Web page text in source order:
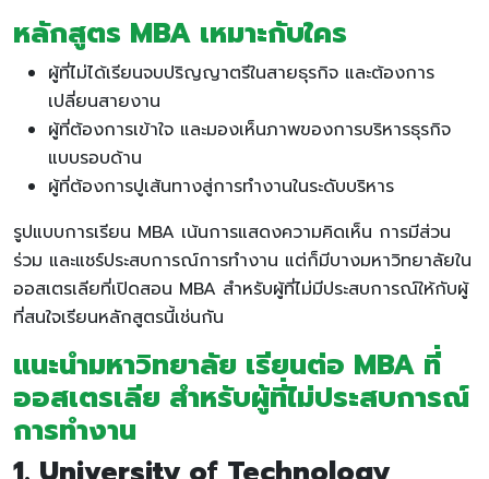
หลักสูตร MBA เหมาะกับใคร
ผู้ที่ไม่ได้เรียนจบปริญญาตรีในสายธุรกิจ และต้องการ
เปลี่ยนสายงาน
ผู้ที่ต้องการเข้าใจ และมองเห็นภาพของการบริหารธุรกิจ
แบบรอบด้าน
ผู้ที่ต้องการปูเส้นทางสู่การทำงานในระดับบริหาร
รูปแบบการเรียน MBA เน้นการแสดงความคิดเห็น การมีส่วน
ร่วม และแชร์ประสบการณ์การทำงาน แต่ก็มีบางมหาวิทยาลัยใน
ออสเตรเลียที่เปิดสอน MBA สำหรับผู้ที่ไม่มีประสบการณ์ให้กับผู้
ที่สนใจเรียนหลักสูตรนี้เช่นกัน
แนะนำมหาวิทยาลัย เรียนต่อ MBA ที่
ออสเตรเลีย สำหรับผู้ที่ไม่ประสบการณ์
การทำงาน